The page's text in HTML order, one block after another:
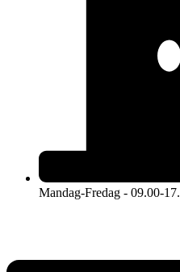
Mandag-Fredag - 09.00-